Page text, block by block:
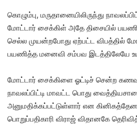
கொழும்பு, மருதானையிலிருந்து
மோட்டார் சைக்கிள் அதே திசையில்
செல்ல முயன்றபோது ஏற்பட்ட விபத்தில்
பயணித்த மனைவி சம்பவ இடத்திலேயே
மோட்டார் சைக்கிளை ஓட்டிச் சென்ற
நாவலப்பிட்டி மாவட்ட பொது
அனுமதிக்கப்பட்டுள்ளார் என
பொறுப்பதிகாரி விராஜ் விதானகே